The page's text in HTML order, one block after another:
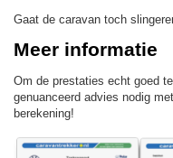
Gaat de caravan toch
Meer informatie
Om de prestaties echt goed
genuanceerd advies nodig
berekening!